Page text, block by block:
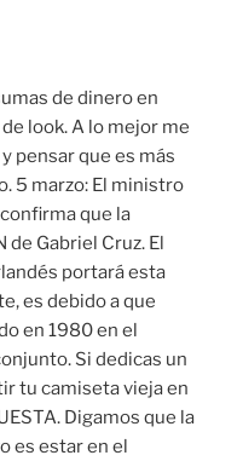
de dinero en
look. A lo mejor me
pensar que es más
5 marzo: El ministro
que la
Gabriel Cruz. El
portará esta
es debido a que
en 1980 en el
Si dedicas un
tu camiseta vieja en
Digamos que la
es estar en el